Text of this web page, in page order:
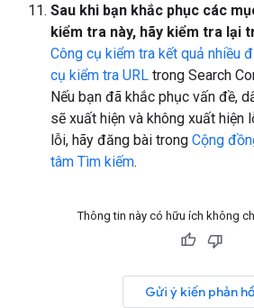
Sau khi bạn khắc phục các
kiểm tra này, hãy kiểm tra lại
Công cụ kiểm tra kết quả nhiều
cụ kiểm tra URL trong Search
Nếu bạn đã khắc phục vấn đề,
sẽ xuất hiện và không xuất hiện
lỗi, hãy đăng bài trong Cộng
tâm Tìm kiếm.
Thông tin này có hữu ích không
Gửi ý kiến phản